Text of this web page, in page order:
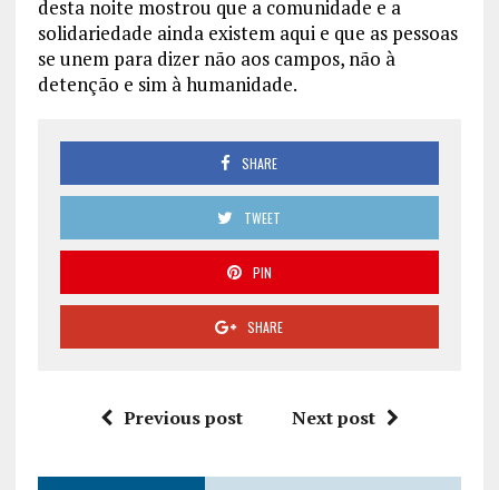
desta noite mostrou que a comunidade e a
solidariedade ainda existem aqui e que as pessoas
se unem para dizer não aos campos, não à
detenção e sim à humanidade.
SHARE
TWEET
PIN
SHARE
Previous post Next post